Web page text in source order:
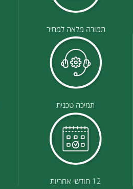
תמורה מלאה למחיר
תמיכה טכנית
12 חודשי אחריות